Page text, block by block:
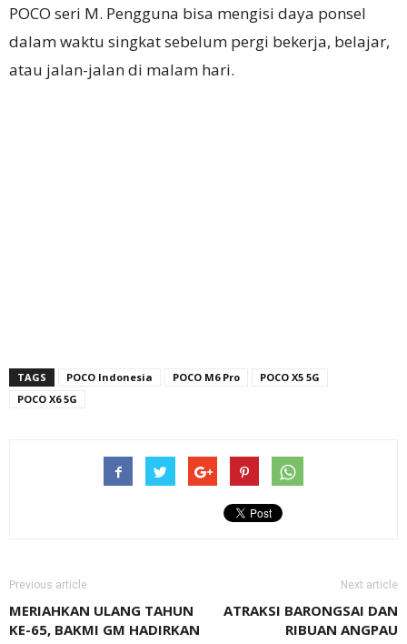
POCO seri M. Pengguna bisa mengisi daya ponsel
dalam waktu singkat sebelum pergi bekerja, belajar,
atau jalan-jalan di malam hari.
TAGS POCO Indonesia POCO M6 Pro
POCO X5 5G
POCO X6 5G
Previous article
MERIAHKAN ULANG TAHUN
KE-65, BAKMI GM HADIRKAN
Next article
ATRAKSI BARONGSAI DAN
RIBUAN ANGPAU